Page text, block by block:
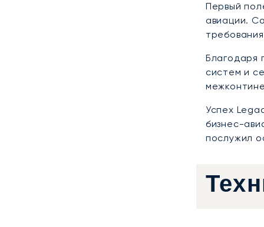
Первый
авиации.
Благодаря
систем и
Успех
бизнес-
послужил